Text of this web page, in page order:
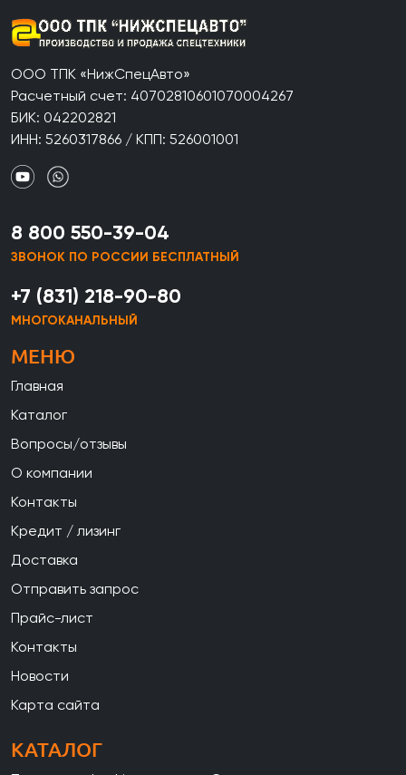
ООО ТПК «НижСпецАвто»
Расчетный счет: 40702810601070004267
БИК: 042202821
ИНН: 5260317866 / КПП: 526001001
8 800 550-39-04
ЗВОНОК ПО РОССИИ БЕСПЛАТНЫЙ
+7 (831) 218-90-80
МНОГОКАНАЛЬНЫЙ
МЕНЮ
Главная
Каталог
Вопросы/отзывы
О компании
Контакты
Кредит / лизинг
Доставка
Отправить запрос
Прайс-лист
Контакты
Новости
Карта сайта
КАТАЛОГ